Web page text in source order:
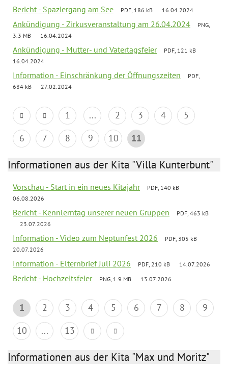
Bericht - Spaziergang am See PDF, 186 kB 16.04.2024
Ankündigung - Zirkusveranstaltung am 26.04.2024
PNG,
3.3 MB
16.04.2024
Ankündigung - Mutter- und Vatertagsfeier
PDF, 121 kB
16.04.2024
Information - Einschränkung der Öffnungszeiten
PDF,
684 kB
27.02.2024
1 ... 2 3 4
5
6
7 8 9 10 11
Informationen aus der Kita "Villa Kunterbunt"
Vorschau - Start in ein neues Kitajahr
PDF, 140 kB
06.08.2026
Bericht - Kennlerntag unserer neuen Gruppen
PDF, 463 kB
23.07.2026
Information - Video zum Neptunfest 2026
PDF, 305 kB
20.07.2026
Information - Elternbrief Juli 2026 PDF, 210 kB 14.07.2026
Bericht - Hochzeitsfeier PNG, 1.9 MB 13.07.2026
1 2 3 4 5 6 7 8
9
10
... 13
Informationen aus der Kita "Max und Moritz"